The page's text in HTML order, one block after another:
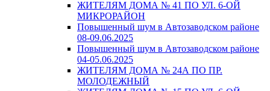
ЖИТЕЛЯМ ДОМА № 41 ПО УЛ. 6-ОЙ
МИКРОРАЙОН
Повышенный шум в Автозаводском районе
08-09.06.2025
Повышенный шум в Автозаводском районе
04-05.06.2025
ЖИТЕЛЯМ ДОМА № 24А ПО ПР.
МОЛОДЕЖНЫЙ